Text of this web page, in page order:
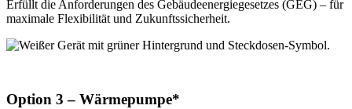
Erfüllt die Anforderungen des Gebäudeenergiegesetzes (GEG) – für
maximale Flexibilität und Zukunftssicherheit.
Option 3 – Wärmepumpe*